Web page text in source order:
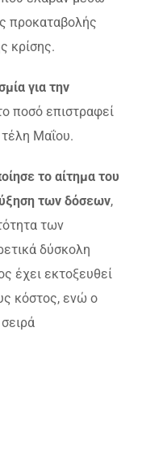
προκαταβολής
κρίσης.
για την
ποσό επιστραφεί
Μαΐου.
το αίτημα του
των δόσεων,
των
δύσκολη
έχει εκτοξευθεί
κόστος, ενώ ο